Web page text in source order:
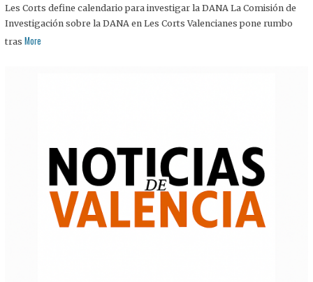
Les Corts define calendario para investigar la DANA La Comisión de
Investigación sobre la DANA en Les Corts Valencianes pone rumbo
tras More